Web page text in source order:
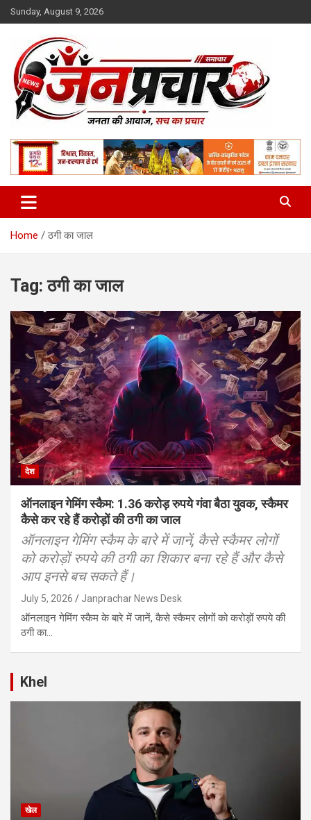
Skip
to
Sunday, August 9, 2026
:: जनप्रचार ::
Home ठगी का जाल
Tag:ठगी का जाल
देश
ऑनलाइन गेमिंग स्कैम: 1.36 करोड़ रुपये गंवा बैठा युवक, स्कैमर
कैसे कर रहे हैं करोड़ों की ठगी का जाल
ऑनलाइन गेमिंग स्कैम के बारे में जानें, कैसे स्कैमर लोगों
को करोड़ों रुपये की ठगी का शिकार बना रहे हैं और कैसे
आप इनसे बच सकते हैं।
July 5, 2026 Janprachar News Desk
ऑनलाइन गेमिंग स्कैम के बारे में जानें, कैसे स्कैमर लोगों को करोड़ों रुपये की
ठगी का…
Khel
खेल